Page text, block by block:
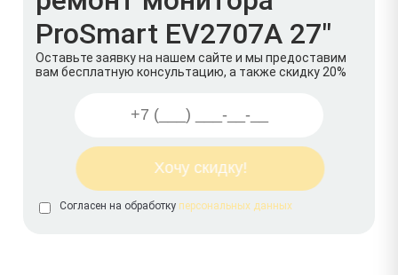
ProSmart EV2707A 27"
Оставьте заявку на нашем сайте и мы предоставим
вам бесплатную консультацию, а также скидку 20%
Согласен на обработку персональных данных